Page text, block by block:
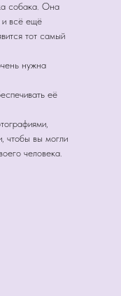
собака. Она
и всё ещё
тот самый
нужна
её
чтобы вы могли
человека.